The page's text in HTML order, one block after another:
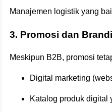
Manajemen logistik yang
3. Promosi dan
Meskipun B2B, promosi
Digital marketing
Katalog produk digital